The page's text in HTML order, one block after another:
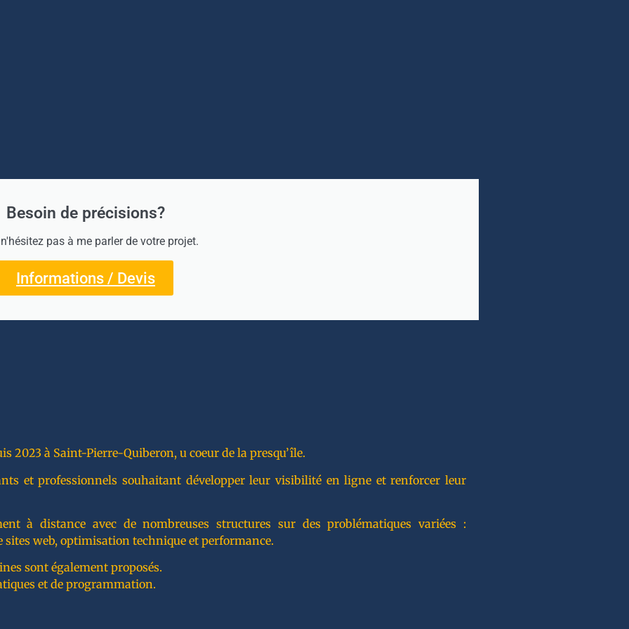
Besoin de précisions?
pas à me parler de votre projet.
Informations / Devis
2023 à Saint-Pierre-Quiberon, u coeur de la presqu’île.
et professionnels souhaitant développer leur visibilité en ligne et renforcer leur
à distance avec de nombreuses structures sur des problématiques variées :
web, optimisation technique et performance.
sont également proposés.
et de programmation.